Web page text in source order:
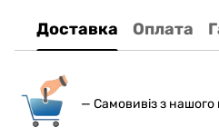
Доставка Оплата
— Самовивіз з